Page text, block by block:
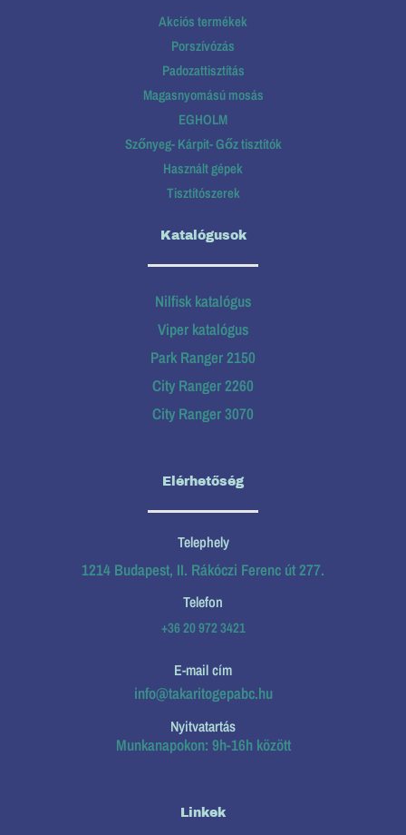
Akciós termékek
Porszívózás
Padozattisztítás
Magasnyomású mosás
EGHOLM
Szőnyeg- Kárpit- Gőz tisztítók
Használt gépek
Tisztítószerek
Katalógusok
Nilfisk katalógus
Viper katalógus
Park Ranger 2150
City Ranger 2260
City Ranger 3070
Elérhetőség
Telephely
1214 Budapest, II. Rákóczi Ferenc út 277.
Telefon
+36 20 972 3421
E-mail cím
info@takaritogepabc.hu
Nyitvatartás
Munkanapokon: 9h-16h között
Linkek